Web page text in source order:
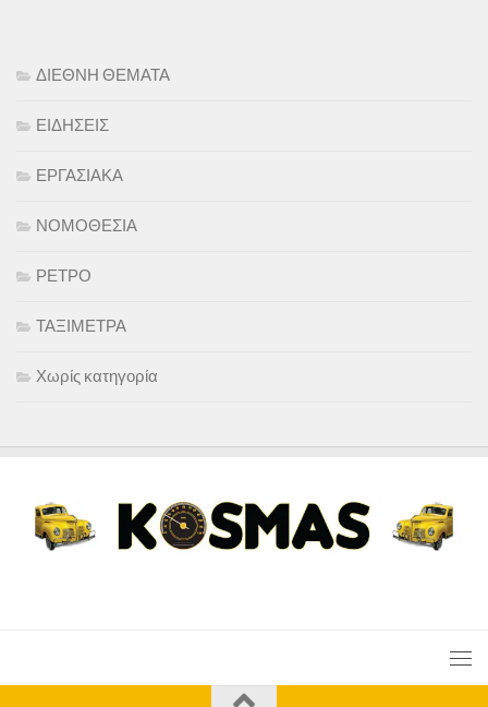
ΔΙΕΘΝΗ ΘΕΜΑΤΑ
ΕΙΔΗΣΕΙΣ
ΕΡΓΑΣΙΑΚΑ
ΝΟΜΟΘΕΣΙΑ
ΡΕΤΡΟ
ΤΑΞΙΜΕΤΡΑ
Χωρίς κατηγορία